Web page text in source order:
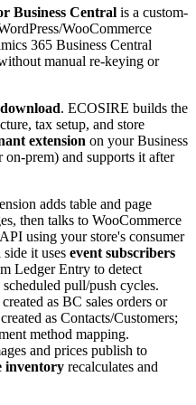
Business Central is a custom-
WooCommerce
365 Business Central
manual re-keying or
. ECOSIRE builds the
tax setup, and store
extension on your Business
prem) and supports it after
adds table and page
then talks to WooCommerce
using your store's consumer
it uses event subscribers
Ledger Entry to detect
pull/push cycles.
as BC sales orders or
as Contacts/Customers;
method mapping.
and prices publish to
inventory recalculates and